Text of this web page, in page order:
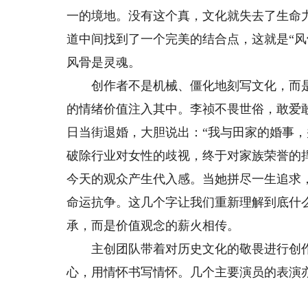
一的境地。没有这个真，文化就失去了生
道中间找到了一个完美的结合点，这就是“
风骨是灵魂。
创作者不是机械、僵化地刻写文化，而
的情绪价值注入其中。李祯不畏世俗，敢
日当街退婚，大胆说出：“我与田家的婚事
破除行业对女性的歧视，终于对家族荣誉
今天的观众产生代入感。当她拼尽一生追求
命运抗争。这几个字让我们重新理解到底
承，而是价值观念的薪火相传。
主创团队带着对历史文化的敬畏进行创
心，用情怀书写情怀。几个主要演员的表